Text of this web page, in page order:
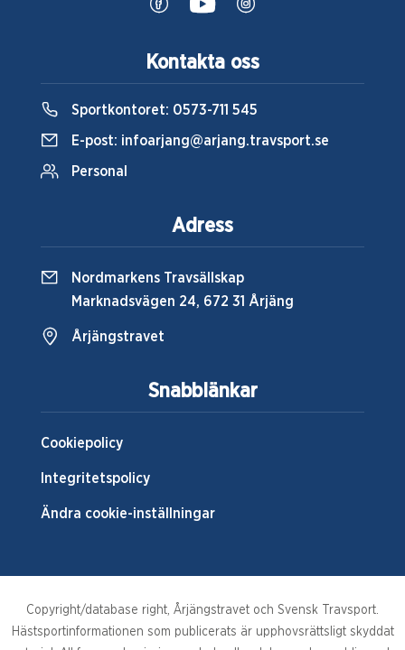
Snabblänkar
Cookiepolicy
Integritetspolicy
Ändra cookie-inställningar
Kontakta oss
Sportkontoret: 0573-711 545
E-post: infoarjang@arjang.travsport.se
Personal
Adress
Nordmarkens Travsällskap
Marknadsvägen 24, 672 31 Årjäng
Årjängstravet
Copyright/database right, Årjängstravet och Svensk Travsport.
Hästsportinformationen som publicerats är upphovsrättsligt skyddat